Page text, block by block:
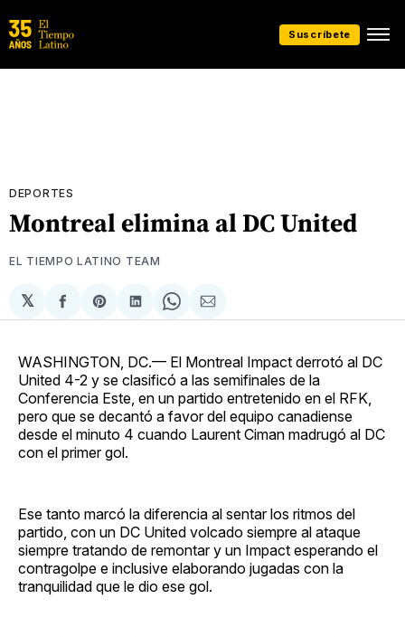
Suscríbete
DEPORTES
Montreal elimina al DC United
EL TIEMPO LATINO TEAM
𝕏
Compartir
en
Share
on
Compartir
en
Share
on
Compartir
via
WASHINGTON, DC.— El Montreal Impact derrotó al DC
United 4-2 y se clasificó a las semifinales de la
Conferencia Este, en un partido entretenido en el RFK,
pero que se decantó a favor del equipo canadiense
desde el minuto 4 cuando Laurent Ciman madrugó al DC
con el primer gol.
Ese tanto marcó la diferencia al sentar los ritmos del
partido, con un DC United volcado siempre al ataque
siempre tratando de remontar y un Impact esperando el
contragolpe e inclusive elaborando jugadas con la
tranquilidad que le dio ese gol.